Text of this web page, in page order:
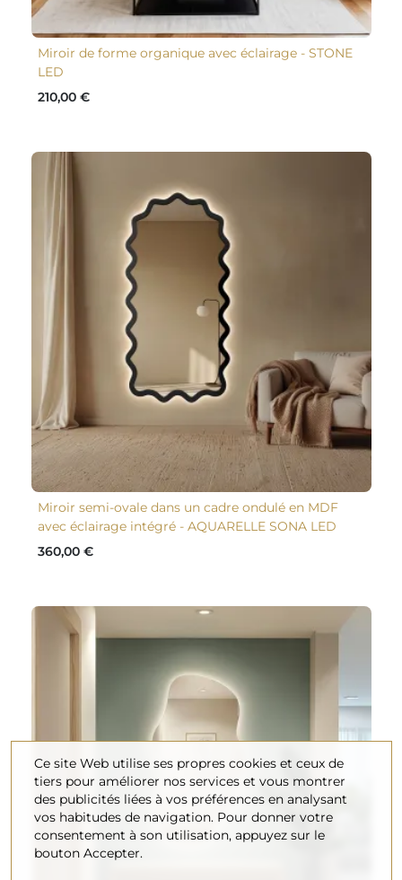
Miroir de forme organique avec éclairage - STONE
LED
210,00 €
Miroir semi-ovale dans un cadre ondulé en MDF
avec éclairage intégré - AQUARELLE SONA LED
360,00 €
Ce site Web utilise ses propres cookies et ceux de
tiers pour améliorer nos services et vous montrer
des publicités liées à vos préférences en analysant
vos habitudes de navigation. Pour donner votre
consentement à son utilisation, appuyez sur le
bouton Accepter.